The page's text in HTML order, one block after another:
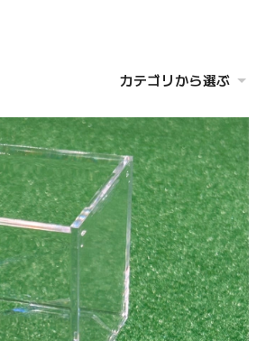
カテゴリから選ぶ